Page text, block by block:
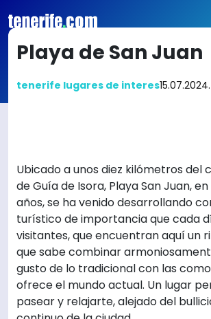
Playa de San Juan
tenerife lugares de interes15.07.2024.
Ubicado a unos diez kilómetros del
de Guía de Isora, Playa San Juan,
años, se ha venido desarrollando
turístico de importancia que cada
visitantes, que encuentran aquí un
que sabe combinar
gusto de lo tradicional con las
ofrece el mundo actual. Un lugar
pasear y relajarte, alejado del